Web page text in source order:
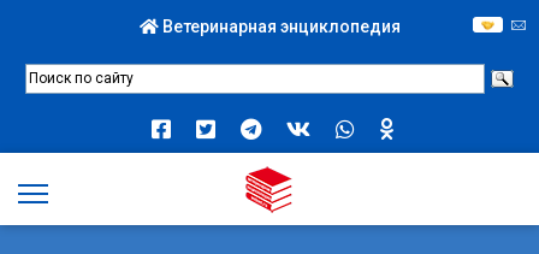
Ветеринарная энциклопедия